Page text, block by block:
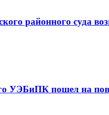
районного суда
УЭБиПК пошел на